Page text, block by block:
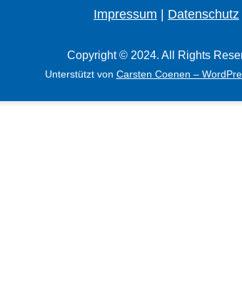
Impressum Datenschutz
Copyright © 2024. All Rights
Unterstützt von Carsten Coenen –